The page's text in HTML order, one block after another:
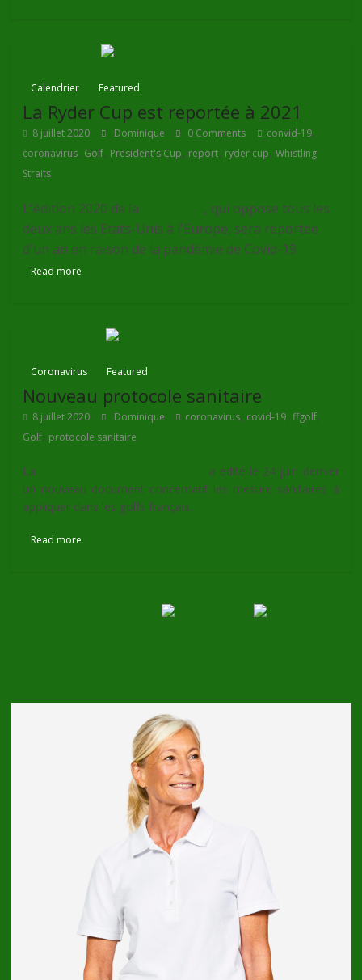
Calendrier Featured
La Ryder Cup est reportée à 2021
8 juillet 2020 Dominique 0 Comments convid-19,
coronavirus, Golf, President's Cup, report, ryder cup,Whistling
Straits
L'édition 2020 de la
, qui oppose tous les
deux ans les Etats-Unis à l'Europe, sera reportée
d'un an en raison de la pandémie de Covid-19
Read more
Coronavirus Featured
Nouveau protocole sanitaire
8 juillet 2020 Dominique coronavirus, covid-19,ffgolf,
Golf, protocole sanitaire
La
a édité le 24 juin dernier
un nouveau document concernant les mesure sanitaires à
appliquer dans les golfs français.
Read more